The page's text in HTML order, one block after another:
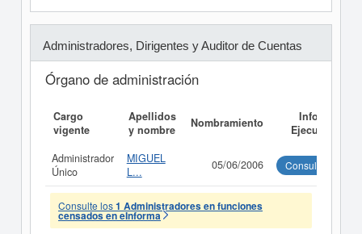
Administradores, Dirigentes y Auditor de Cuentas
Órgano de administración
Cargo
vigente
Apellidos
y nombre
Nombramiento
Informe
Ejecutivo
Administrador
Único
MIGUEL
L...
05/06/2006 Consultar
Consulte los1 Administradores en funciones
censados en eInforma